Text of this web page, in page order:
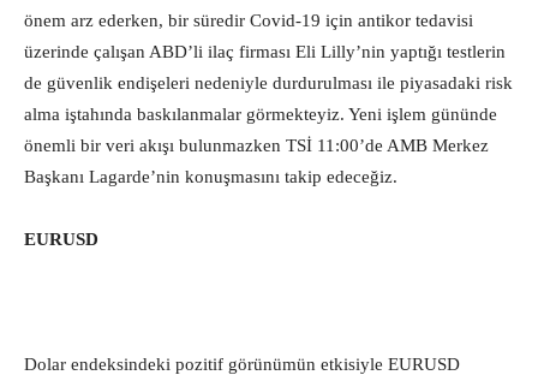
önem arz ederken, bir süredir Covid-19 için antikor tedavisi
üzerinde çalışan ABD’li ilaç firması Eli Lilly’nin yaptığı testlerin
de güvenlik endişeleri nedeniyle durdurulması ile piyasadaki risk
alma iştahında baskılanmalar görmekteyiz. Yeni işlem gününde
önemli bir veri akışı bulunmazken TSİ 11:00’de AMB Merkez
Başkanı Lagarde’nin konuşmasını takip edeceğiz.
EURUSD
Dolar endeksindeki pozitif görünümün etkisiyle EURUSD